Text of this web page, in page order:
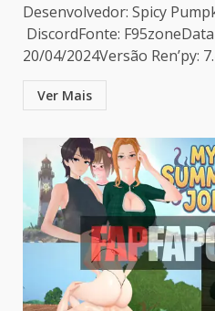
Desenvolvedor: Spicy
DiscordFonte:
20/04/2024Versão Ren’py:
Ver Mais